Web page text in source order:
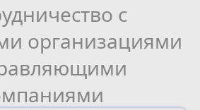
с
организациями